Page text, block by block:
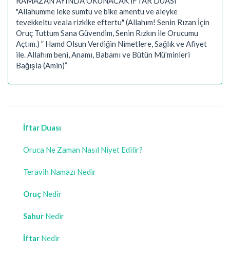
"Allahumme leke sumtu ve bike amentu ve aleyke
tevekkeltu veala rizkike eftertu" (Allahım! Senin Rızan İçin
Oruç Tuttum Sana Güvendim, Senin Rızkın ile Orucumu
Açtım.) ” Hamd Olsun Verdiğin Nimetlere, Sağlık ve Afiyet
ile. Allahım beni, Anamı, Babamı ve Bütün Mü'minleri
Bağışla (Amin)”
İftar Duası
Oruca Ne Zaman Nasıl Niyet Edilir?
Teravih Namazı Nedir
Oruç Nedir
Sahur Nedir
İftar Nedir